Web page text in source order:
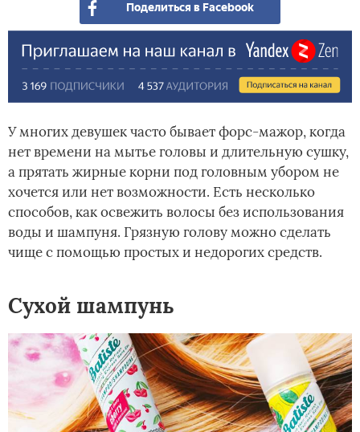
Поделиться в Facebook
У многих девушек часто бывает форс-мажор, когда
нет времени на мытье головы и длительную сушку,
а прятать жирные корни под головным убором не
хочется или нет возможности. Есть несколько
способов, как освежить волосы без использования
воды и шампуня. Грязную голову можно сделать
чище с помощью простых и недорогих средств.
Сухой шампунь